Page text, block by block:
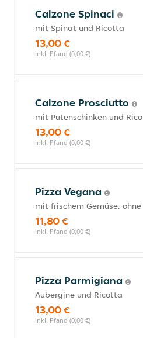
Calzone Spinaci
mit Spinat und Ricotta
13,00 €
inkl. Pfand (0,00 €)
Calzone Prosciutto
mit Putenschinken und
13,00 €
inkl. Pfand (0,00 €)
Pizza Vegana
mit frischem Gemüse,
11,80 €
inkl. Pfand (0,00 €)
Pizza Parmigiana
Aubergine und Ricotta
13,00 €
inkl. Pfand (0,00 €)